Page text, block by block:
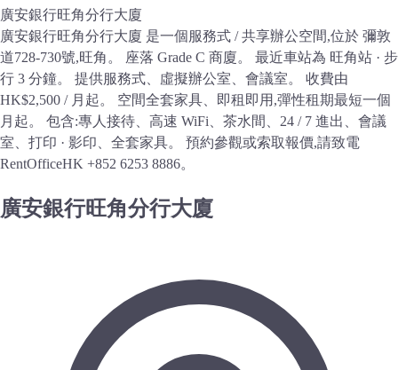
廣安銀行旺角分行大廈
廣安銀行旺角分行大廈 是一個服務式 / 共享辦公空間,位於 彌敦
道728-730號,旺角。 座落 Grade C 商廈。 最近車站為 旺角站 · 步
行 3 分鐘。 提供服務式、虛擬辦公室、會議室。 收費由
HK$2,500 / 月起。 空間全套家具、即租即用,彈性租期最短一個
月起。 包含:專人接待、高速 WiFi、茶水間、24 / 7 進出、會議
室、打印 · 影印、全套家具。 預約參觀或索取報價,請致電
RentOfficeHK +852 6253 8886。
廣安銀行旺角分行大廈